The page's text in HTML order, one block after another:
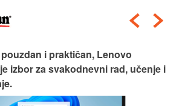
i praktičan, Lenovo
izbor za svakodnevni rad, učenje i